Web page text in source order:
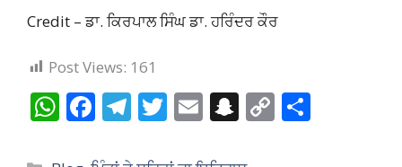
Credit – ਡਾ. ਕਿਰਪਾਲ ਸਿੰਘ ਡਾ. ਹਰਿੰਦਰ ਕੌਰ
Post Views: 161
W
h
F
ac
T
el
T
w
E
m
S
n
C
o